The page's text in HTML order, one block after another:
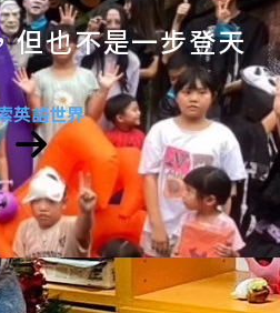
但也不是一步登天
英語世界